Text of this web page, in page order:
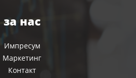
за нас
Импресум
Маркетинг
Контакт